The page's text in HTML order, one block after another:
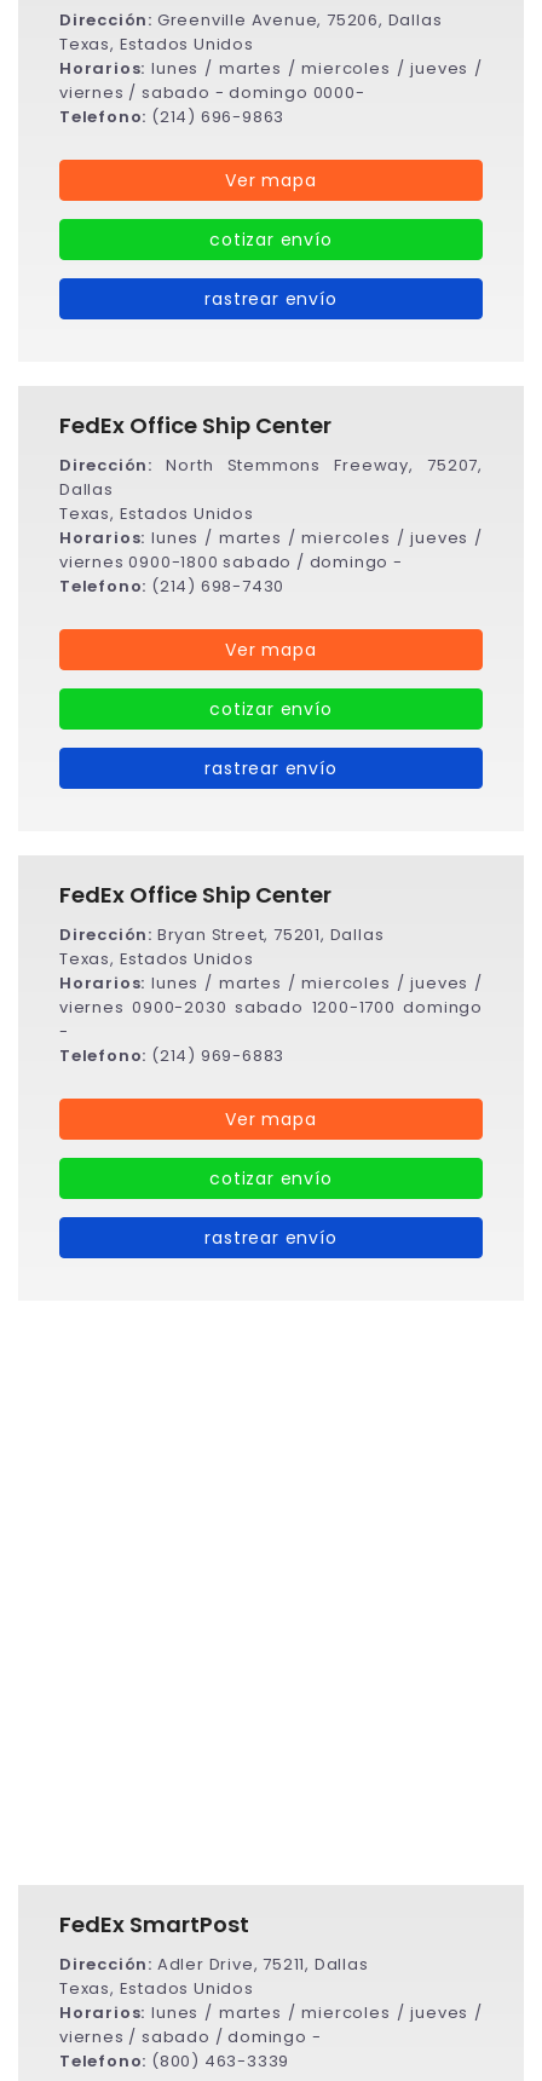
Dirección: Greenville Avenue, 75206, Dallas
Texas, Estados Unidos
Horarios:lunes / martes / miercoles / jueves /
viernes / sabado - domingo 0000-
Telefono: (214) 696-9863
Ver mapa
cotizar envío
rastrear envío
FedEx Office Ship Center
Dirección:North Stemmons Freeway, 75207,
Dallas
Texas, Estados Unidos
Horarios:lunes / martes / miercoles / jueves /
viernes 0900-1800 sabado / domingo -
Telefono: (214) 698-7430
Ver mapa
cotizar envío
rastrear envío
FedEx Office Ship Center
Dirección: Bryan Street, 75201, Dallas
Texas, Estados Unidos
Horarios:lunes / martes / miercoles / jueves /
viernes 0900-2030 sabado 1200-1700 domingo
-
Telefono: (214) 969-6883
Ver mapa
cotizar envío
rastrear envío
FedEx SmartPost
Dirección: Adler Drive, 75211, Dallas
Texas, Estados Unidos
Horarios:lunes / martes / miercoles / jueves /
viernes / sabado / domingo -
Telefono: (800) 463-3339